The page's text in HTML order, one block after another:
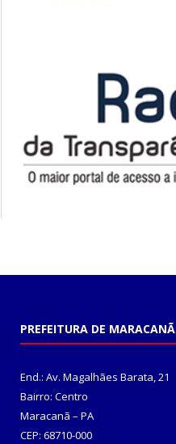
PREFEITURA DE MARACANÃ
End.: Av. Magalhães Barata, 21
Bairro: Centro
Maracanã – PA
CEP: 68710-000